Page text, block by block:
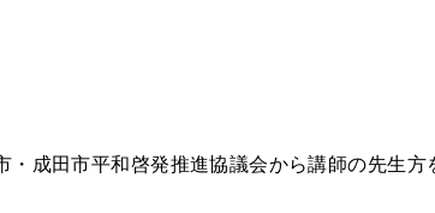
・成田市平和啓発推進協議会から講師の先生方